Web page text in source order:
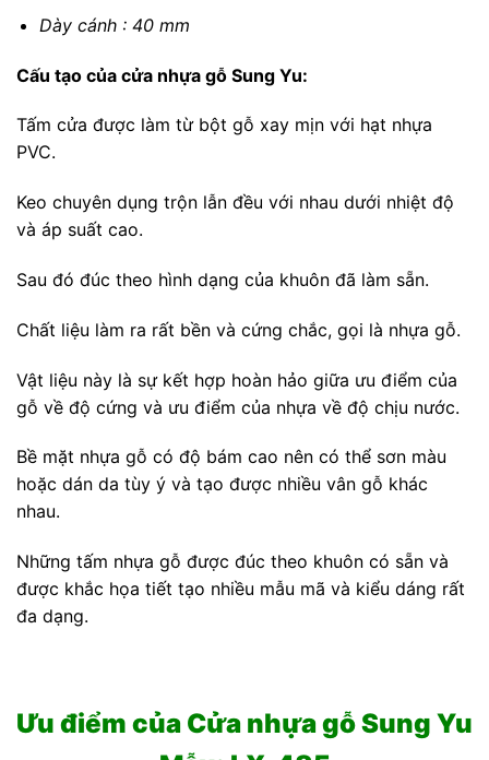
Dày cánh : 40 mm
Cấu tạo của cửa nhựa gỗ Sung Yu:
Tấm cửa được làm từ bột gỗ xay mịn với hạt nhựa
PVC.
Keo chuyên dụng trộn lẫn đều với nhau dưới nhiệt độ
và áp suất cao.
Sau đó đúc theo hình dạng của khuôn đã làm sẵn.
Chất liệu làm ra rất bền và cứng chắc, gọi là nhựa gỗ.
Vật liệu này là sự kết hợp hoàn hảo giữa ưu điểm của
gỗ về độ cứng và ưu điểm của nhựa về độ chịu nước.
Bề mặt nhựa gỗ có độ bám cao nên có thể sơn màu
hoặc dán da tùy ý và tạo được nhiều vân gỗ khác
nhau.
Những tấm nhựa gỗ được đúc theo khuôn có sẵn và
được khắc họa tiết tạo nhiều mẫu mã và kiểu dáng rất
đa dạng.
Ưu điểm của Cửa nhựa gỗ Sung Yu